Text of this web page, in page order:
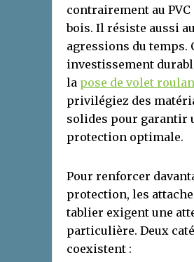
contrairement au PVC
bois. Il résiste aussi
agressions du temps.
investissement
la pose de volet
privilégiez des
solides pour garantir
protection optimale.
Pour renforcer
protection, les
tablier exigent une
particulière. Deux
coexistent :